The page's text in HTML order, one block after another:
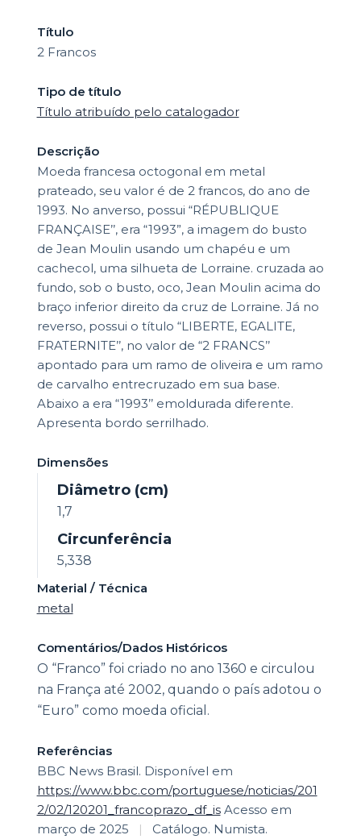
Título
2 Francos
Tipo de título
Título atribuído pelo catalogador
Descrição
Moeda francesa octogonal em metal
prateado, seu valor é de 2 francos, do ano de
1993. No anverso, possui “RÉPUBLIQUE
FRANÇAISE’’, era “1993”, a imagem do busto
de Jean Moulin usando um chapéu e um
cachecol, uma silhueta de Lorraine. cruzada ao
fundo, sob o busto, oco, Jean Moulin acima do
braço inferior direito da cruz de Lorraine. Já no
reverso, possui o título “LIBERTE, EGALITE,
FRATERNITE’’, no valor de “2 FRANCS’’
apontado para um ramo de oliveira e um ramo
de carvalho entrecruzado em sua base.
Abaixo a era “1993’’ emoldurada diferente.
Apresenta bordo serrilhado.
Dimensões
Diâmetro (cm)
1,7
Circunferência
5,338
Material / Técnica
metal
Comentários/Dados Históricos
O “Franco” foi criado no ano 1360 e circulou
na França até 2002, quando o país adotou o
“Euro” como moeda oficial.
Referências
BBC News Brasil. Disponível em
https://www.bbc.com/portuguese/noticias/201
2/02/120201_francoprazo_df_isAcesso em
março de 2025
|
Catálogo. Numista.